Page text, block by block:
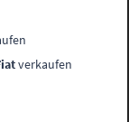
verkaufen